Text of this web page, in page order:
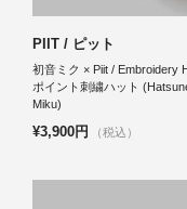
PIIT / ピット
初音ミク × Piit / Embroidery
ポイント刺繍ハット
Miku)
¥3,900円 （税込）